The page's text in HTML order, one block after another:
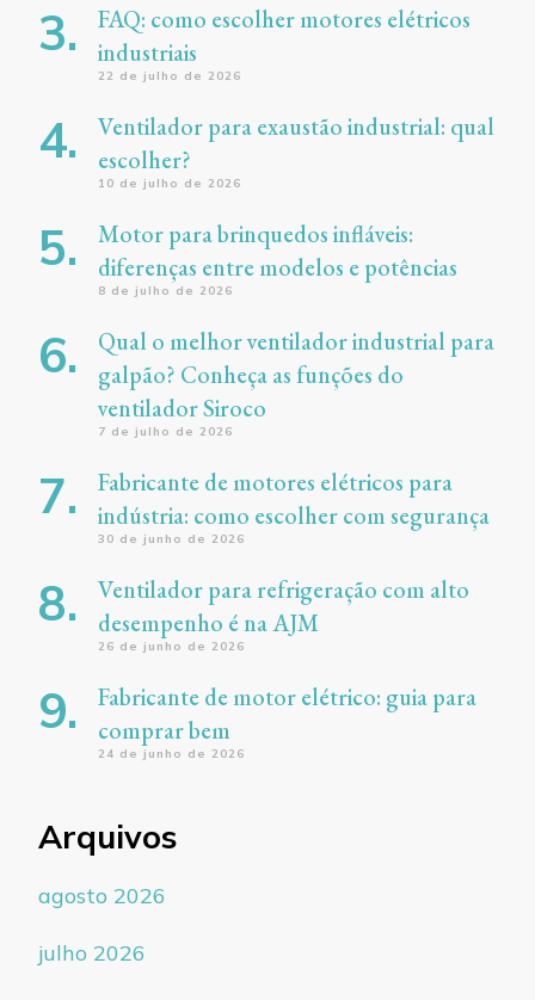
FAQ: como escolher motores elétricos
industriais
22 de julho de 2026
Ventilador para exaustão industrial: qual
escolher?
10 de julho de 2026
Motor para brinquedos infláveis:
diferenças entre modelos e potências
8 de julho de 2026
Qual o melhor ventilador industrial para
galpão? Conheça as funções do
ventilador Siroco
7 de julho de 2026
Fabricante de motores elétricos para
indústria: como escolher com segurança
30 de junho de 2026
Ventilador para refrigeração com alto
desempenho é na AJM
26 de junho de 2026
Fabricante de motor elétrico: guia para
comprar bem
24 de junho de 2026
Arquivos
agosto 2026
julho 2026